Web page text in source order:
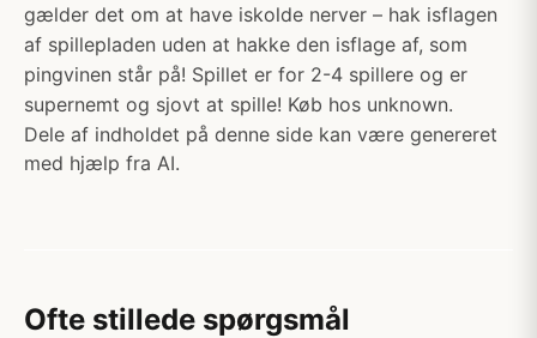
gælder det om at have iskolde nerver – hak isflagen
af spillepladen uden at hakke den isflage af, som
pingvinen står på! Spillet er for 2-4 spillere og er
supernemt og sjovt at spille! Køb hos unknown.
Dele af indholdet på denne side kan være genereret
med hjælp fra AI.
Ofte stillede spørgsmål